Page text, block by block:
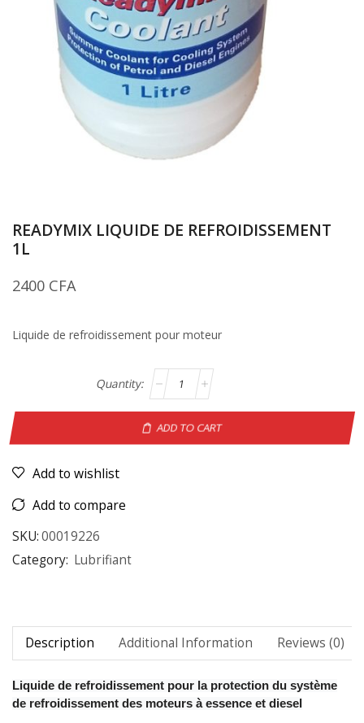
READYMIX LIQUIDE DE REFROIDISSEMENT
1L
2400 CFA
Liquide de refroidissement pour moteur
ADD TO CART
Add to wishlist
Add to compare
SKU:00019226
Category: Lubrifiant
Description Additional Information Reviews (0)
Liquide de refroidissement pour la protection du système
de refroidissement des moteurs à essence et diesel